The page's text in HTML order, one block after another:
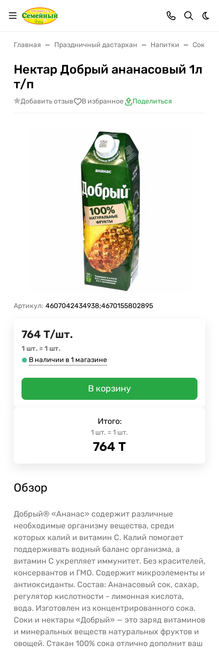
Главная Праздничный дастархан Напитки Соки,
Нектар Добрый ананасовый 1л
т/п
Добавить отзыв В избранное Поделиться
Артикул: 4607042434938;4670155802895
764 Т/шт.
1 шт. = 1 шт.
В наличии в 1 магазине
В корзину
Итого:
1 шт. = 1 шт.
764 Т
Обзор
Добрый® «Ананас» содержит различные
необходимые организму вещества, среди
которых калий и витамин С. Калий помогает
поддерживать водный баланс организма, а
витамин С укрепляет иммунитет. Без красителей,
консервантов и ГМО. Содержит микроэлементы и
антиоксиданты. Состав: Ананасовый сок, сахар,
регулятор кислотности - лимонная кислота,
вода. Изготовлен из концентрированного сока.
Соки и нектары «Добрый» — это заряд витаминов
и минеральных веществ натуральных фруктов и
овощей. Стакан 100% сока отлично дополнит ваш